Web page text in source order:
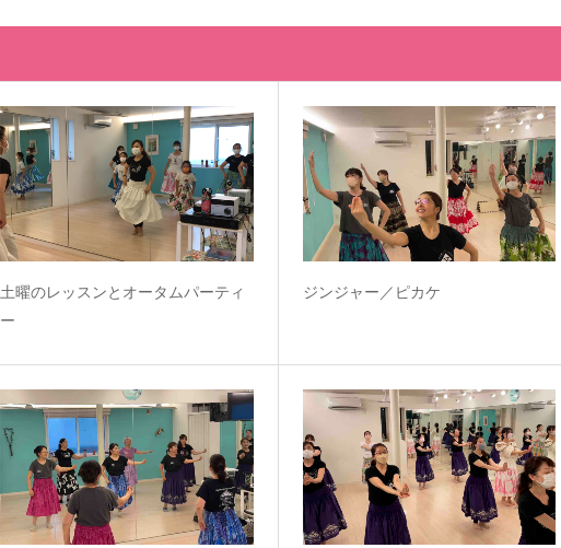
土曜のレッスンとオータムパーティ
ー
ジンジャー／ピカケ